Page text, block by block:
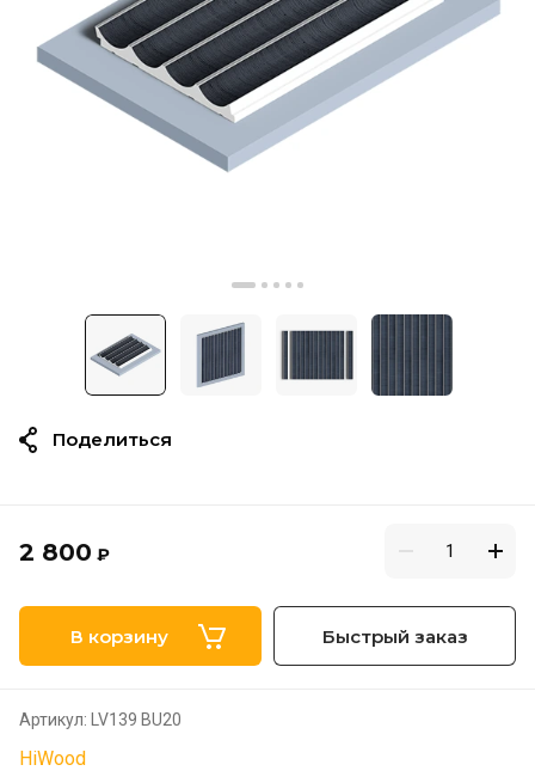
2 800 ₽
В корзину Быстрый заказ
Артикул: LV139 BU20
HiWood
Поделиться